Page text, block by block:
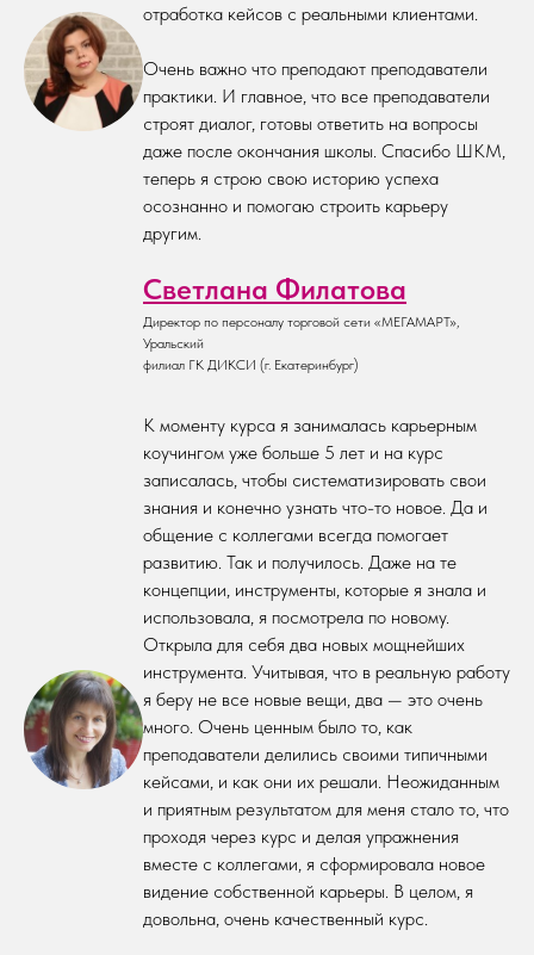
отработка кейсов с реальными клиентами.
Очень важно что преподают преподаватели
практики. И главное, что все преподаватели
строят диалог, готовы ответить на вопросы
даже после окончания школы. Спасибо ШКМ,
теперь я строю свою историю успеха
осознанно и помогаю строить карьеру
другим.
Светлана Филатова
Директор по персоналу торговой сети «МЕГАМАРТ»,
Уральский
филиал ГК ДИКСИ (г. Екатеринбург)
К моменту курса я занималась карьерным
коучингом уже больше 5 лет и на курс
записалась, чтобы систематизировать свои
знания и конечно узнать что-то новое. Да и
общение с коллегами всегда помогает
развитию. Так и получилось. Даже на те
концепции, инструменты, которые я знала и
использовала, я посмотрела по новому.
Открыла для себя два новых мощнейших
инструмента. Учитывая, что в реальную работу
я беру не все новые вещи, два — это очень
много. Очень ценным было то, как
преподаватели делились своими типичными
кейсами, и как они их решали. Неожиданным
и приятным результатом для меня стало то, что
проходя через курс и делая упражнения
вместе с коллегами, я сформировала новое
видение собственной карьеры. В целом, я
довольна, очень качественный курс.